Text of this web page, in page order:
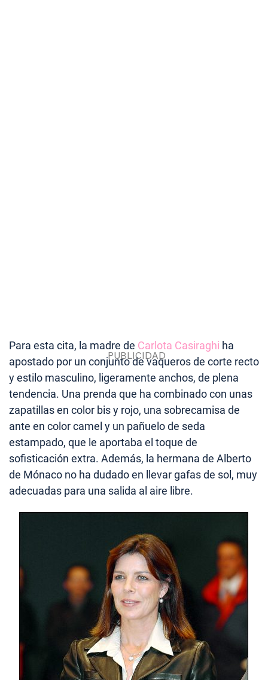
Para esta cita, la madre de Carlota Casiraghi ha
apostado por un conjunto de vaqueros de corte recto
y estilo masculino, ligeramente anchos, de plena
tendencia. Una prenda que ha combinado con unas
zapatillas en color bis y rojo, una sobrecamisa de
ante en color camel y un pañuelo de seda
estampado, que le aportaba el toque de
sofisticación extra. Además, la hermana de Alberto
de Mónaco no ha dudado en llevar gafas de sol, muy
adecuadas para una salida al aire libre.